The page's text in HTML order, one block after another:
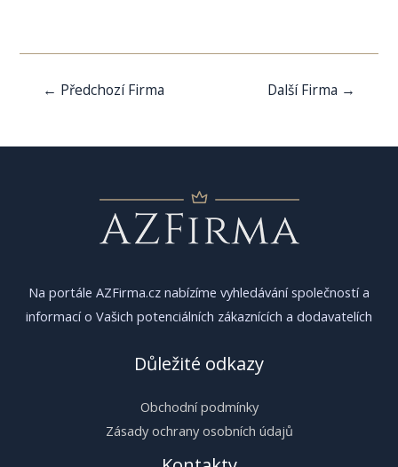
Navigace
← Předchozí Firma Další Firma →
Na portále AZFirma.cz nabízíme vyhledávání společností a
informací o Vašich potenciálních zákaznících a dodavatelích
Důležité odkazy
Obchodní podmínky
Zásady ochrany osobních údajů